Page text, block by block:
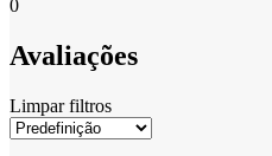
0
Avaliações
Limpar filtros